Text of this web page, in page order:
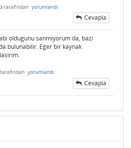
tarafından yorumlandı
Cevapla
oldugunu sanmiyorum da, bazi
bulunabilir. Eger bir kaynak
tarafından yorumlandı
Cevapla